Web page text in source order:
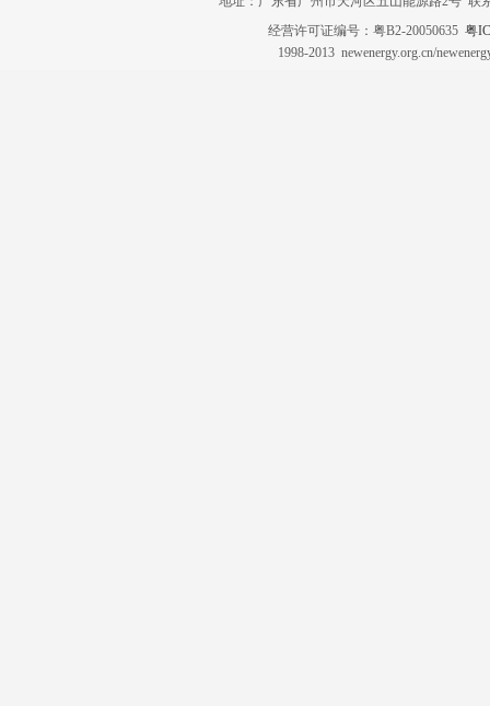
经营许可证编号：粤B2-20050635 粤
1998-2013 newenergy.org.cn/